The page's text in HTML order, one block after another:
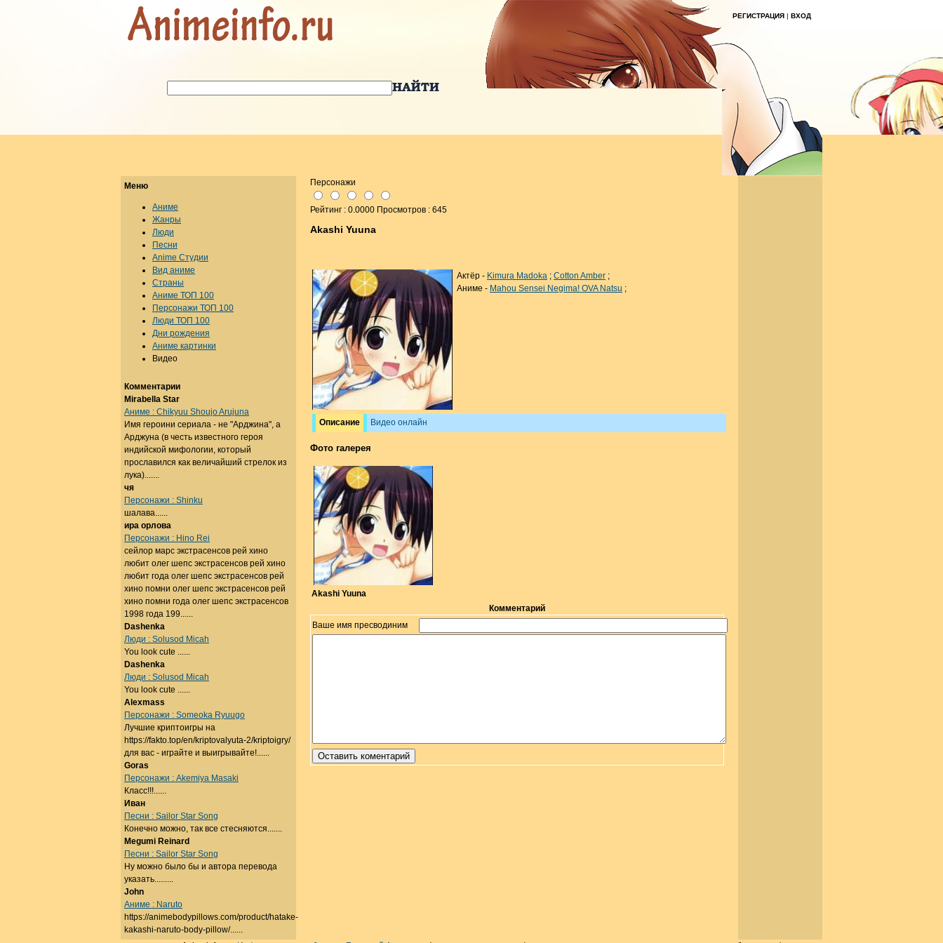
РЕГИСТРАЦИЯ | ВХОД
Персонажи
Рейтинг : 0.0000 Просмотров : 645
Akashi Yuuna
Актёр - Kimura Madoka ; Cotton Amber ;
Аниме - Mahou Sensei Negima! OVA Natsu ;
Описание Видео онлайн
Фото галерея
Akashi Yuuna
Комментарий
Ваше имя пресводиним
Меню
Аниме
Жанры
Люди
Песни
Anime Студии
Вид аниме
Страны
Аниме ТОП 100
Персонажи ТОП 100
Люди ТОП 100
Дни рождения
Аниме картинки
Видео
Комментарии
Mirabella Star
Аниме : Chikyuu Shoujo Arujuna
Имя героини сериала - не "Арджина", а
Арджуна (в честь известного героя
индийской мифологии, который
прославился как величайший стрелок из
лука).......
чя
Персонажи : Shinku
шалава......
ира орлова
Персонажи : Hino Rei
сейлор марс экстрасенсов рей хино
любит олег шепс экстрасенсов рей хино
любит года олег шепс экстрасенсов рей
хино помни олег шепс экстрасенсов рей
хино помни года олег шепс экстрасенсов
1998 года 199......
Dashenka
Люди : Solusod Micah
You look cute ......
Dashenka
Люди : Solusod Micah
You look cute ......
Alexmass
Персонажи : Someoka Ryuugo
Лучшие криптоигры на
https://fakto.top/en/kriptovalyuta-2/kriptoigry/
для вас - играйте и выигрывайте!......
Goras
Персонажи : Akemiya Masaki
Класс!!!......
Иван
Песни : Sailor Star Song
Конечно можно, так все стесняются.......
Megumi Reinard
Песни : Sailor Star Song
Ну можно было бы и автора перевода
указать.........
John
Аниме : Naruto
https://animebodypillows.com/product/hatake-
kakashi-naruto-body-pillow/......